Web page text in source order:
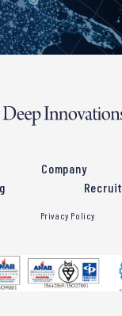
Company
Recruit
Privacy Policy